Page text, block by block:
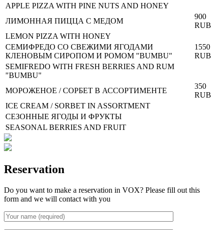
APPLE PIZZA WITH PINE NUTS AND HONEY
ЛИМОННАЯ ПИЦЦА С МЕДОМ
900
RUB
LEMON PIZZA WITH HONEY
СЕМИФРЕДО СО СВЕЖИМИ ЯГОДАМИ
КЛЕНОВЫМ СИРОПОМ И РОМОМ "BUMBU"
1550
RUB
SEMIFREDO WITH FRESH BERRIES AND RUM
"BUMBU"
МОРОЖЕНОЕ / СОРБЕТ В АССОРТИМЕНТЕ
350
RUB
ICE CREAM / SORBET IN ASSORTMENT
СЕЗОННЫЕ ЯГОДЫ И ФРУКТЫ
SEASONAL BERRIES AND FRUIT
Reservation
Do you want to make a reservation in VOX? Please fill out this
form and we will contact with you